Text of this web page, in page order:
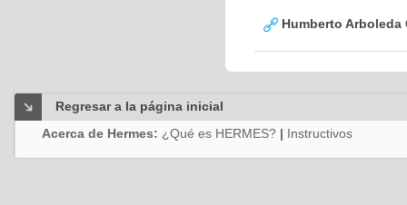
Humberto Arboleda
Regresar a la página inicial
Acerca de Hermes: ¿Qué es HERMES? | Instructivos